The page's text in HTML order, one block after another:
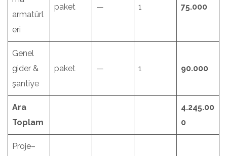
armatürl
eri
paket — 1 75.000
Genel
gider &
şantiye
paket — 1 90.000
Ara
Toplam
4.245.00
0
Proje–